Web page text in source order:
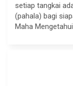
setiap tangkai
(pahala) bagi
Maha